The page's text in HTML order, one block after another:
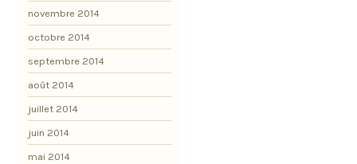
novembre 2014
octobre 2014
septembre 2014
août 2014
juillet 2014
juin 2014
mai 2014